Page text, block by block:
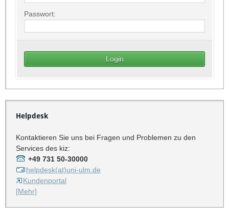
Passwort:
Helpdesk
Kontaktieren Sie uns bei Fragen und Problemen zu den
Services des kiz:
+49 731 50-30000
helpdesk(at)uni-ulm.de
Kundenportal
[Mehr]